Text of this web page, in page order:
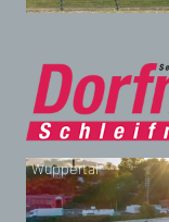
Wuppertal